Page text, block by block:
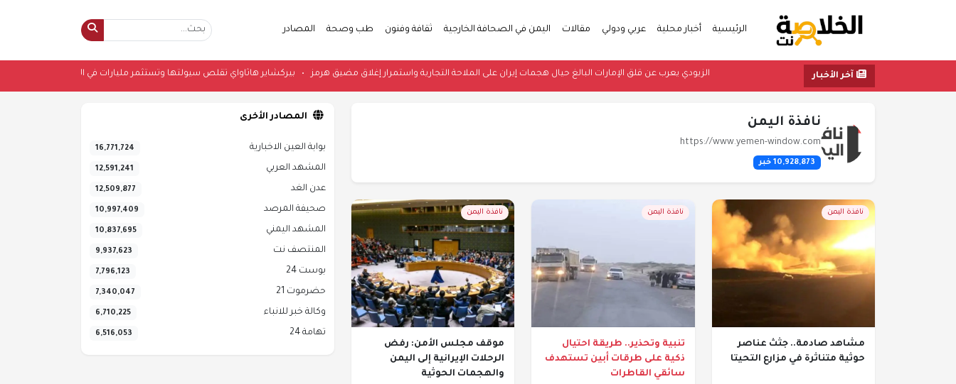
الرئيسية أخبار محلية عربي ودولي مقالات اليمن في الصحافة الخارجية ثقافة وفنون طب وصحة المصادر
آخر الأخبار الزيودي يعرب عن قلق الإمارات البالغ حيال هجمات إيران على الملاحة التجارية واستمرار إغلاق مضيق هرمز•بيركشاير هاثاواي تقلص سيولتها وتستثمر مليارات في الأسهم
نافذة اليمن
https://www.yemen-window.com
10,928,873 خبر
نافذة اليمن
مشاهد صادمة.. جثث عناصر
حوثية متناثرة في مزارع التحيتا
نافذة اليمن
تنبية وتحذير.. طريقة احتيال
ذكية على طرقات أبين تستهدف
سائقي القاطرات
نافذة اليمن
موقف مجلس الأمن: رفض
الرحلات الإيرانية إلى اليمن
والهجمات الحوثية
المصادر الأخرى
بوابة العين الاخبارية 16,771,724
المشهد العربي 12,591,241
عدن الغد 12,509,877
صحيفة المرصد 10,997,409
المشهد اليمني 10,837,695
المنتصف نت 9,937,623
بوست 24 7,796,123
حضرموت 21 7,340,047
وكالة خبر للانباء 6,710,225
تهامة 24 6,516,053